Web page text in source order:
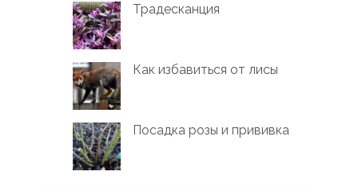
Традесканция
Как избавиться от лисы
Посадка розы и прививка